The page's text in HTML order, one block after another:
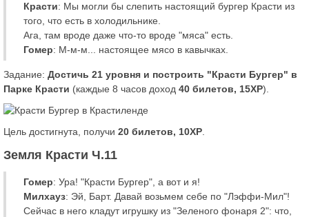
Красти: Мы могли бы слепить настоящий бургер Красти из
того, что есть в холодильнике.
Ага, там вроде даже что-то вроде "мяса" есть.
Гомер: М-м-м... настоящее мясо в кавычках.
Задание: Достичь 21 уровня и построить "Красти Бургер" в
Парке Красти (каждые 8 часов доход 40 билетов, 15XP).
Цель достигнута, получи 20 билетов, 10XP
Земля Красти Ч.11
Гомер: Ура! "Красти Бургер", а вот и я!
Милхауз: Эй, Барт. Давай возьмем себе по "Лэффи-Мил"!
Сейчас в него кладут игрушку из "Зеленого фонаря 2": что,